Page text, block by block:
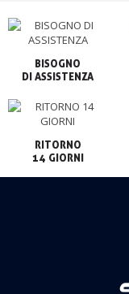
BISOGNO
RITORNO
14 GIORNI